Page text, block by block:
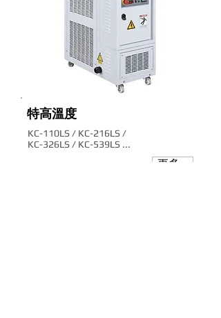
特高溫度
KC-110LS / KC-216LS /
KC-326LS / KC-539LS ...
更多...